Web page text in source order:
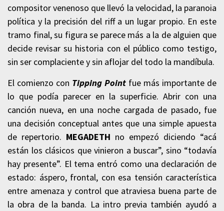
compositor venenoso que llevó la velocidad, la paranoia
política y la precisión del riff a un lugar propio. En este
tramo final, su figura se parece más a la de alguien que
decide revisar su historia con el público como testigo,
sin ser complaciente y sin aflojar del todo la mandíbula.
El comienzo con Tipping Point fue más importante de
lo que podía parecer en la superficie. Abrir con una
canción nueva, en una noche cargada de pasado, fue
una decisión conceptual antes que una simple apuesta
de repertorio. MEGADETH no empezó diciendo “acá
están los clásicos que vinieron a buscar”, sino “todavía
hay presente”. El tema entró como una declaración de
estado: áspero, frontal, con esa tensión característica
entre amenaza y control que atraviesa buena parte de
la obra de la banda. La intro previa también ayudó a